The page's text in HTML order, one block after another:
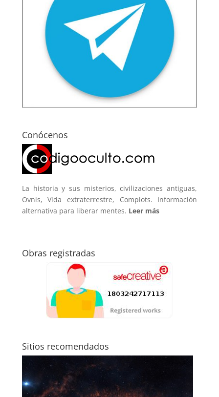
Conócenos
La historia y sus misterios, civilizaciones antiguas,
Ovnis, Vida extraterrestre, Complots. Información
alternativa para liberar mentes. Leer más
Obras registradas
Sitios recomendados